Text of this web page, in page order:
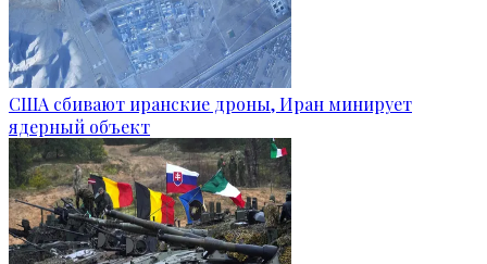
США сбивают иранские дроны, Иран минирует
ядерный объект